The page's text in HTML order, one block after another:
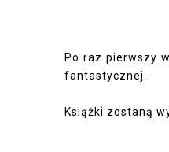
Po raz pierwszy
fantastycznej.
Książki zostaną